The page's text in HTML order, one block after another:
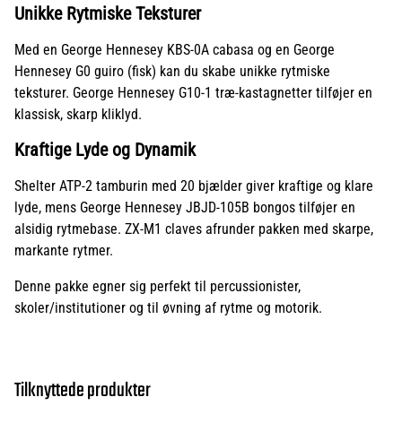
Unikke Rytmiske Teksturer
Med en George Hennesey KBS-0A cabasa og en George
Hennesey G0 guiro (fisk) kan du skabe unikke rytmiske
teksturer. George Hennesey G10-1 træ-kastagnetter tilføjer en
klassisk, skarp kliklyd.
Kraftige Lyde og Dynamik
Shelter ATP-2 tamburin med 20 bjælder giver kraftige og klare
lyde, mens George Hennesey JBJD-105B bongos tilføjer en
alsidig rytmebase. ZX-M1 claves afrunder pakken med skarpe,
markante rytmer.
Denne pakke egner sig perfekt til percussionister,
skoler/institutioner og til øvning af rytme og motorik.
Tilknyttede produkter